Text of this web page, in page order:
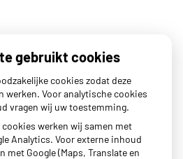
gebruikt cookies
cookies zodat deze
werken. Voor analytische cookies
vragen wij uw toestemming.
werken wij samen met
Analytics. Voor externe inhoud
met Google (Maps, Translate en